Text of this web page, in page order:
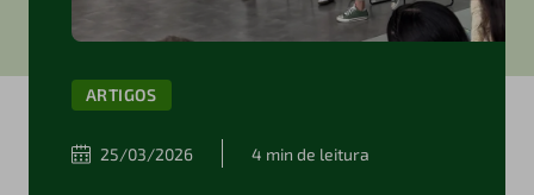
ARTIGOS
25/03/2026 4 min de leitura